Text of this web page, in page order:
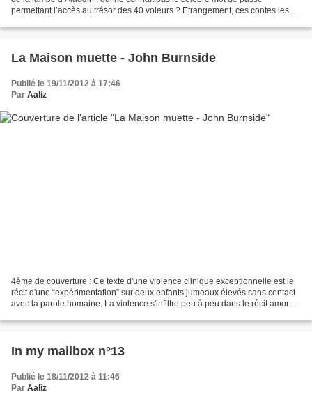
permettant l’accès au trésor des 40 voleurs ? Etrangement, ces contes les
La Maison muette - John Burnside
Publié le 19/11/2012 à 17:46
Par Aaliz
4ème de couverture : Ce texte d'une violence clinique exceptionnelle est le
récit d'une “expérimentation” sur deux enfants jumeaux élevés sans contact
avec la parole humaine. La violence s'infiltre peu à peu dans le récit amoral
In my mailbox n°13
Publié le 18/11/2012 à 11:46
Par Aaliz